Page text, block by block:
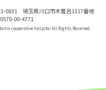
0831 埼玉県川口市木曽呂1317番地
00-4771
cooperative hospital All Rights Reserved.